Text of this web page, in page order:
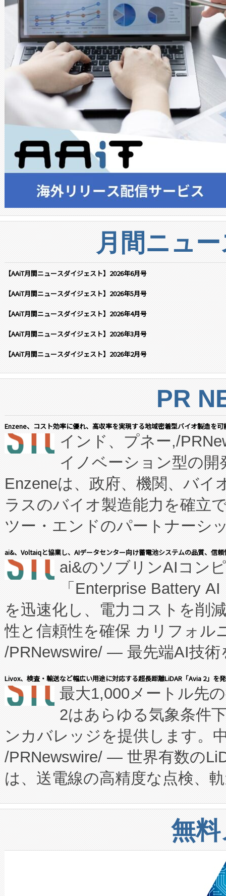
月間ニュ
【AAiT月間ニュースダイジェスト】2026年6月号
【AAiT月間ニュースダイジェスト】2026年5月号
【AAiT月間ニュースダイジェスト】2026年4月号
【AAiT月間ニュースダイジェスト】2026年3月号
【AAiT月間ニュースダイジェスト】2026年2月号
PR
Enzene、コスト効率に優れ、高収率を実現する地域密着型バイオ製造を
インド、プネー,/
イノベーション型の
Enzeneは、政府、機関、バイ
ラスのバイオ製造能力を確立
ツー・エンドのパートナーシ
表しました。 同社の実績ある
manufacturing™ (FCCM™) プ
たNeXは、バイオ医薬品製造
従来のフェッドバッチ施設の
に、患者やサプライチェーン
キー方式で拡張性が高く、持
す。FCCM‑を活用した現地生
患者にとっての費用負担を大
のアクセスを大幅に拡大する
Fully-Connected Continuous
プログラムには、施設設計・
に関する技術移転および知的
構造化トレーニングカリキュ
上げおよび商用化段階におけ
設備整備および立ち上げ調整
加組織は、Enzeneのバイオ
選定された製品について、自
ai&、Voltaiqと協業し、AIデータセンター向け蓄電池システムの品質、信
ai&のソブリンAIコン
「Enterprise Battery
を迅速化し、電力コストを削
性と信頼性を確保 カリフォル
/PRNewswire/ — 最先端AI技術
会社エーアイ・アンド：本社
President原信平）と、エンタ
ードするVoltaiqは、日本にあ
ーエネルギー貯蔵システム（
た。 Voltaiq独自のAI搭載プラ
定、統合、導入、運用に至る
安全性を追跡し、確保する事
増加しているデータセンター
る電力網に大きな負担をかけ
事業者の負担軽減という課題
系統連系を迅速にし、ピーク
Livox、検査・輸送など幅広い用途に対応する超長距離LiDAR「Avia 2」を
最大1,000メートル先
2はあらゆる気象条件
ンカバレッジを提供します。
/PRNewswire/ — 世界有数の
は、送電線の高精度な点検、
や穀物倉庫におけるバルク材
リューション「Avia 2」を発
したAvia 2は、1,000メート
狭視野のFOVを切り替えるこ
ケーブル、枝などの細かな対
無